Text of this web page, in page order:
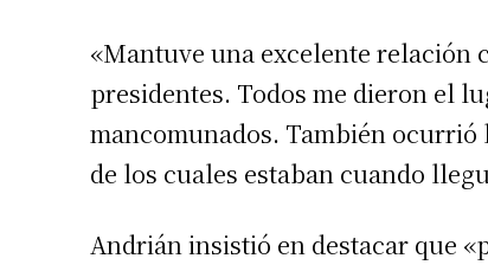
«Mantuve una excelente relación
presidentes. Todos me dieron el
mancomunados. También ocurrió
de los cuales estaban cuando
Andrián insistió en destacar que